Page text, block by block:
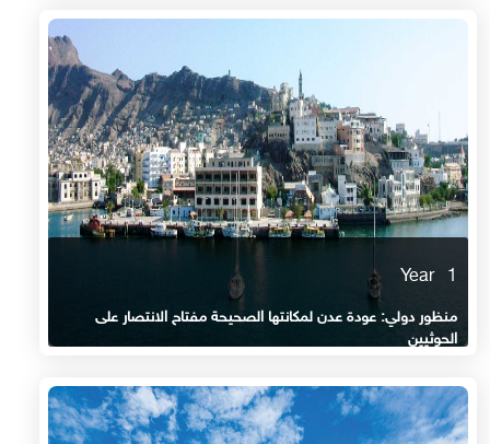
1 Year
منظور دولي: عودة عدن لمكانتها الصحيحة مفتاح الانتصار على
الحوثيين